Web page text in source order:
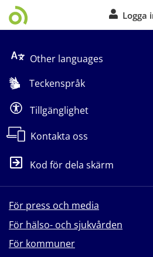
Logga
Other languages
Teckenspråk
Tillgänglighet
Kontakta oss
Kod för dela skärm
För press och media
För hälso- och sjukvården
För kommuner